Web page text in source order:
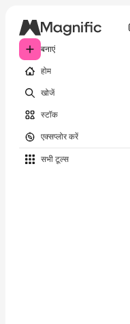
बनाएं
होम
खोजें
स्टॉक
एक्सप्लोर करें
सभी टूल्‍स